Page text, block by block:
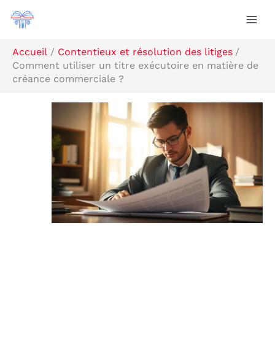
Aller
Accueil
Contentieux et résolution des litiges
Comment utiliser un titre exécutoire en matière de
créance commerciale ?
Rechercher